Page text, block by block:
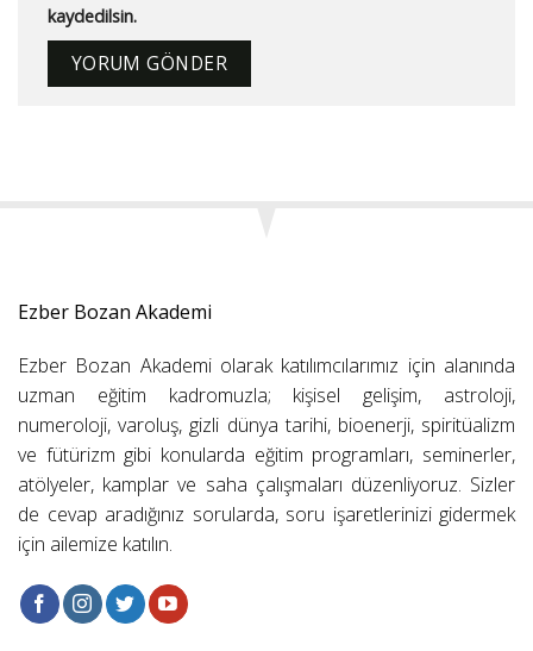
kaydedilsin.
Ezber Bozan Akademi
Ezber Bozan Akademi olarak katılımcılarımız için alanında
uzman eğitim kadromuzla; kişisel gelişim, astroloji,
numeroloji, varoluş, gizli dünya tarihi, bioenerji, spiritüalizm
ve fütürizm gibi konularda eğitim programları, seminerler,
atölyeler, kamplar ve saha çalışmaları düzenliyoruz. Sizler
de cevap aradığınız sorularda, soru işaretlerinizi gidermek
için ailemize katılın.